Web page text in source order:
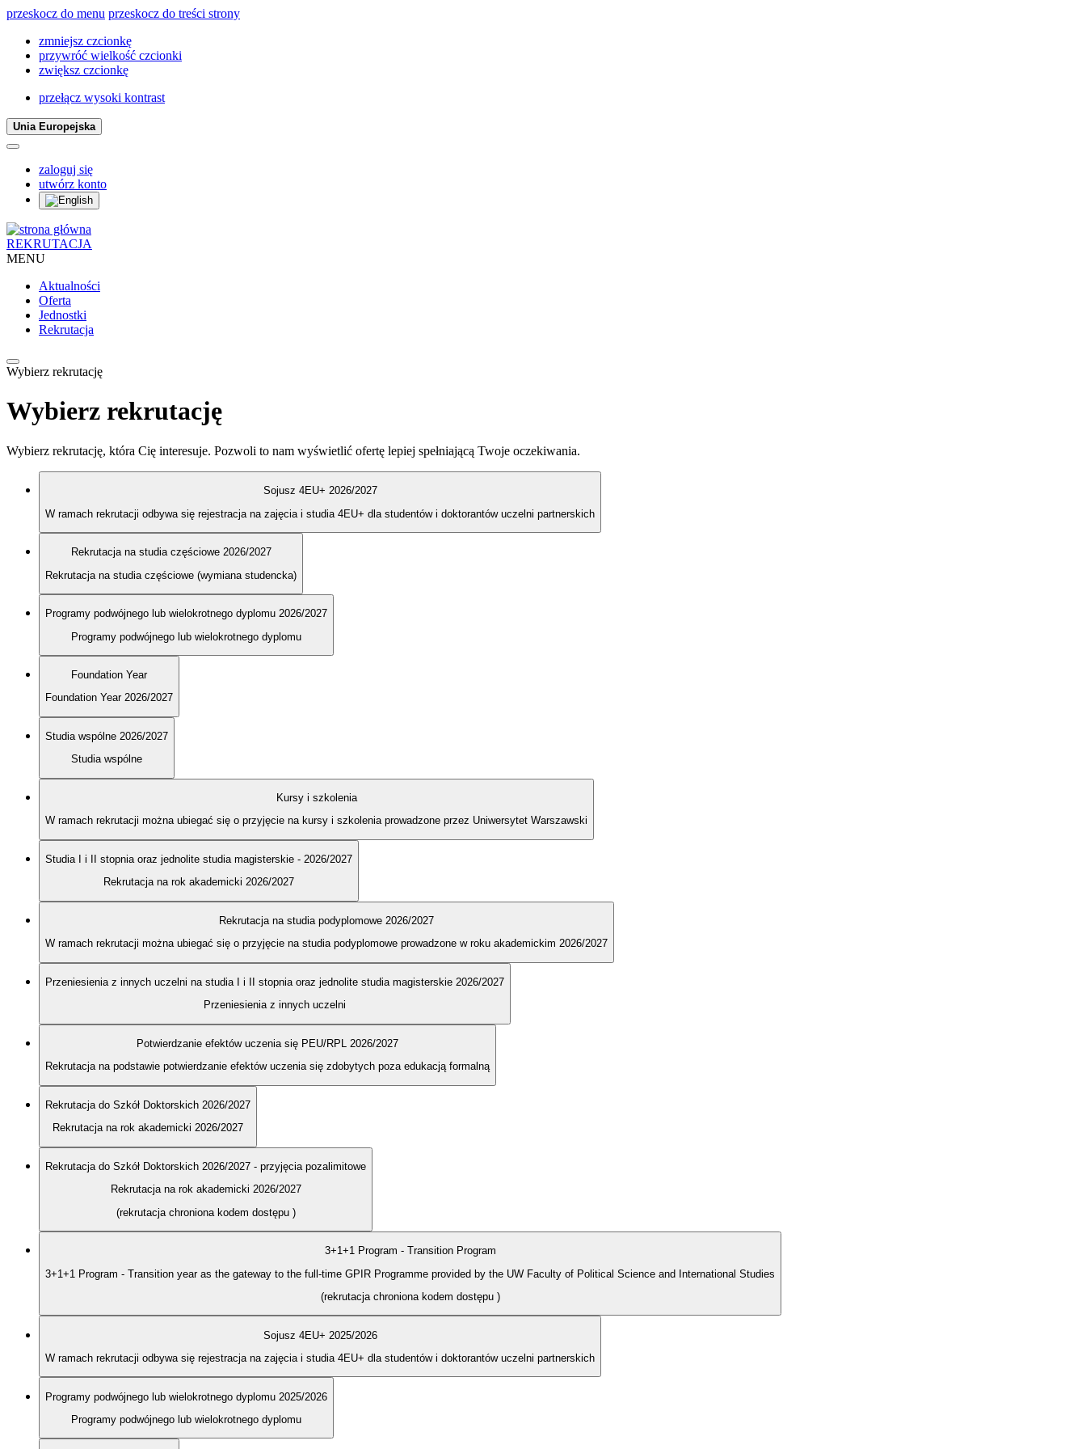
przeskocz do menu przeskocz do treści strony
zmniejsz czcionkę
przywróć wielkość czcionki
zwiększ czcionkę
przełącz wysoki kontrast
Unia Europejska
zaloguj się
utwórz konto
REKRUTACJA
MENU
Aktualności
Oferta
Jednostki
Rekrutacja
Wybierz rekrutację
Wybierz rekrutację
Wybierz rekrutację, która Cię interesuje. Pozwoli to nam wyświetlić ofertę lepiej spełniającą Twoje oczekiwania.
Sojusz 4EU+ 2026/2027
W ramach rekrutacji odbywa się rejestracja na zajęcia i studia 4EU+ dla studentów i doktorantów uczelni partnerskich
Rekrutacja na studia częściowe 2026/2027
Rekrutacja na studia częściowe (wymiana studencka)
Programy podwójnego lub wielokrotnego dyplomu 2026/2027
Programy podwójnego lub wielokrotnego dyplomu
Foundation Year
Foundation Year 2026/2027
Studia wspólne 2026/2027
Studia wspólne
Kursy i szkolenia
W ramach rekrutacji można ubiegać się o przyjęcie na kursy i szkolenia prowadzone przez Uniwersytet Warszawski
Studia I i II stopnia oraz jednolite studia magisterskie - 2026/2027
Rekrutacja na rok akademicki 2026/2027
Rekrutacja na studia podyplomowe 2026/2027
W ramach rekrutacji można ubiegać się o przyjęcie na studia podyplomowe prowadzone w roku akademickim 2026/2027
Przeniesienia z innych uczelni na studia I i II stopnia oraz jednolite studia magisterskie 2026/2027
Przeniesienia z innych uczelni
Potwierdzanie efektów uczenia się PEU/RPL 2026/2027
Rekrutacja na podstawie potwierdzanie efektów uczenia się zdobytych poza edukacją formalną
Rekrutacja do Szkół Doktorskich 2026/2027
Rekrutacja na rok akademicki 2026/2027
Rekrutacja do Szkół Doktorskich 2026/2027 - przyjęcia pozalimitowe
Rekrutacja na rok akademicki 2026/2027
(rekrutacja chroniona kodem dostępu )
3+1+1 Program - Transition Program
3+1+1 Program - Transition year as the gateway to the full-time GPIR Programme provided by the UW Faculty of Political Science and International Studies
(rekrutacja chroniona kodem dostępu )
Sojusz 4EU+ 2025/2026
W ramach rekrutacji odbywa się rejestracja na zajęcia i studia 4EU+ dla studentów i doktorantów uczelni partnerskich
Programy podwójnego lub wielokrotnego dyplomu 2025/2026
Programy podwójnego lub wielokrotnego dyplomu